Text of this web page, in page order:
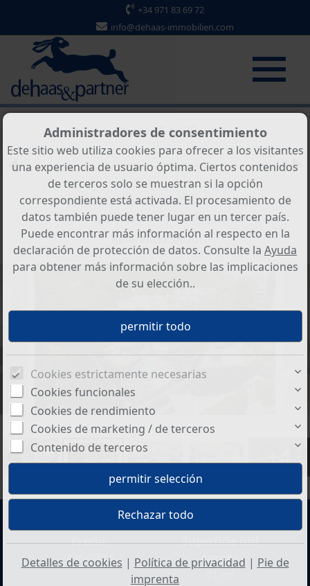
+34 971 83 69 72
info@dehaas-immobilien.com
Objeto 22 de 29
Volver al resumen
Apartamentos exclusivos en
una ubicación privilegiada
Referencia: 0070
+4
Precio:
436.000 €
Superficie útil
aprox.:
Administradores de consentimiento
Este sitio web utiliza cookies para ofrecer a los visitantes
una experiencia de usuario óptima. Ciertos contenidos
de terceros solo se muestran si la opción
correspondiente está activada. El procesamiento de
datos también puede tener lugar en un tercer país.
Puede encontrar más información al respecto en la
declaración de protección de datos. Consulte la Ayuda
para obtener más información sobre las implicaciones
de su elección..
Cookies estrictamente necesarias
Cookies funcionales
Cookies de rendimiento
Cookies de marketing / de terceros
Contenido de terceros
Detalles de cookies | Política de privacidad | Pie de
imprenta